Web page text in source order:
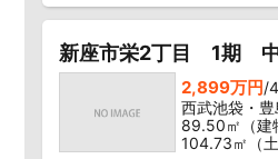
新座市栄2丁目 1期
2,899万円/
西武池袋・
89.50㎡（建
104.73㎡（土